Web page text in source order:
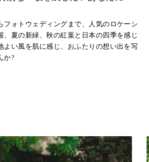
フォトウェディングまで、人気のロケーシ
、夏の新緑、秋の紅葉と日本の四季を感じ
よい風を肌に感じ、おふたりの想い出を写
か?